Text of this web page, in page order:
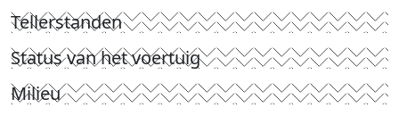
Tellerstanden
Status van het voertuig
Milieu